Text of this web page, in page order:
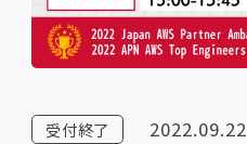
受付終了 2022.09.22